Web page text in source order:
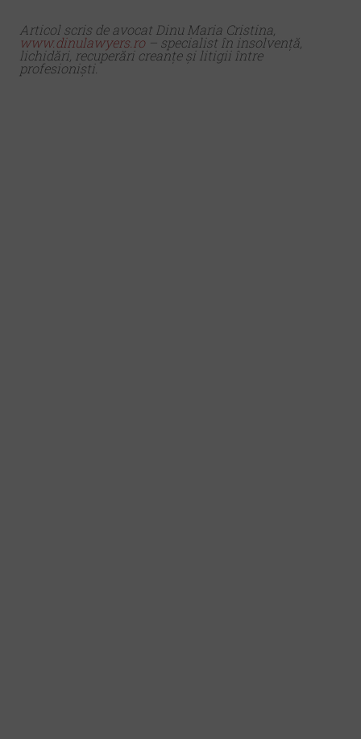
Articol scris de avocat Dinu Maria Cristina,
www.dinulawyers.ro– specialist în insolvență,
lichidări, recuperări creanțe și litigii între
profesioniști.